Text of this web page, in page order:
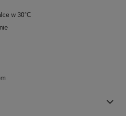
w 30°C